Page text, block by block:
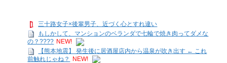
三十路女子×後輩男子、近づく心とすれ違い
もしかして、マンションのベランダで七輪で焼き肉ってダメな
の？???? NEW!
【熊本地震】 発生後に居酒屋店内から温泉が吹き出す ← これ
前触れじゃね？
NEW!